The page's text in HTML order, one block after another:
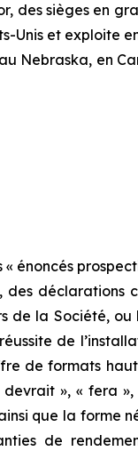
des sièges en
et exploite
Nebraska, en
énoncés
déclarations
la Société, ou
de
de formats
», « fera
que la
de